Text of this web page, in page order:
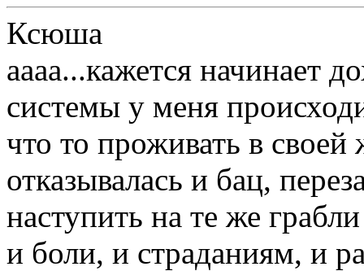
Ксюша
аааа...кажется начинает
системы у меня
что то проживать в
отказывалась и бац,
наступить на те же
и боли, и страданиям, и